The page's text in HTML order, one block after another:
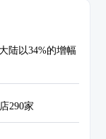
陆以34%的增幅
290家